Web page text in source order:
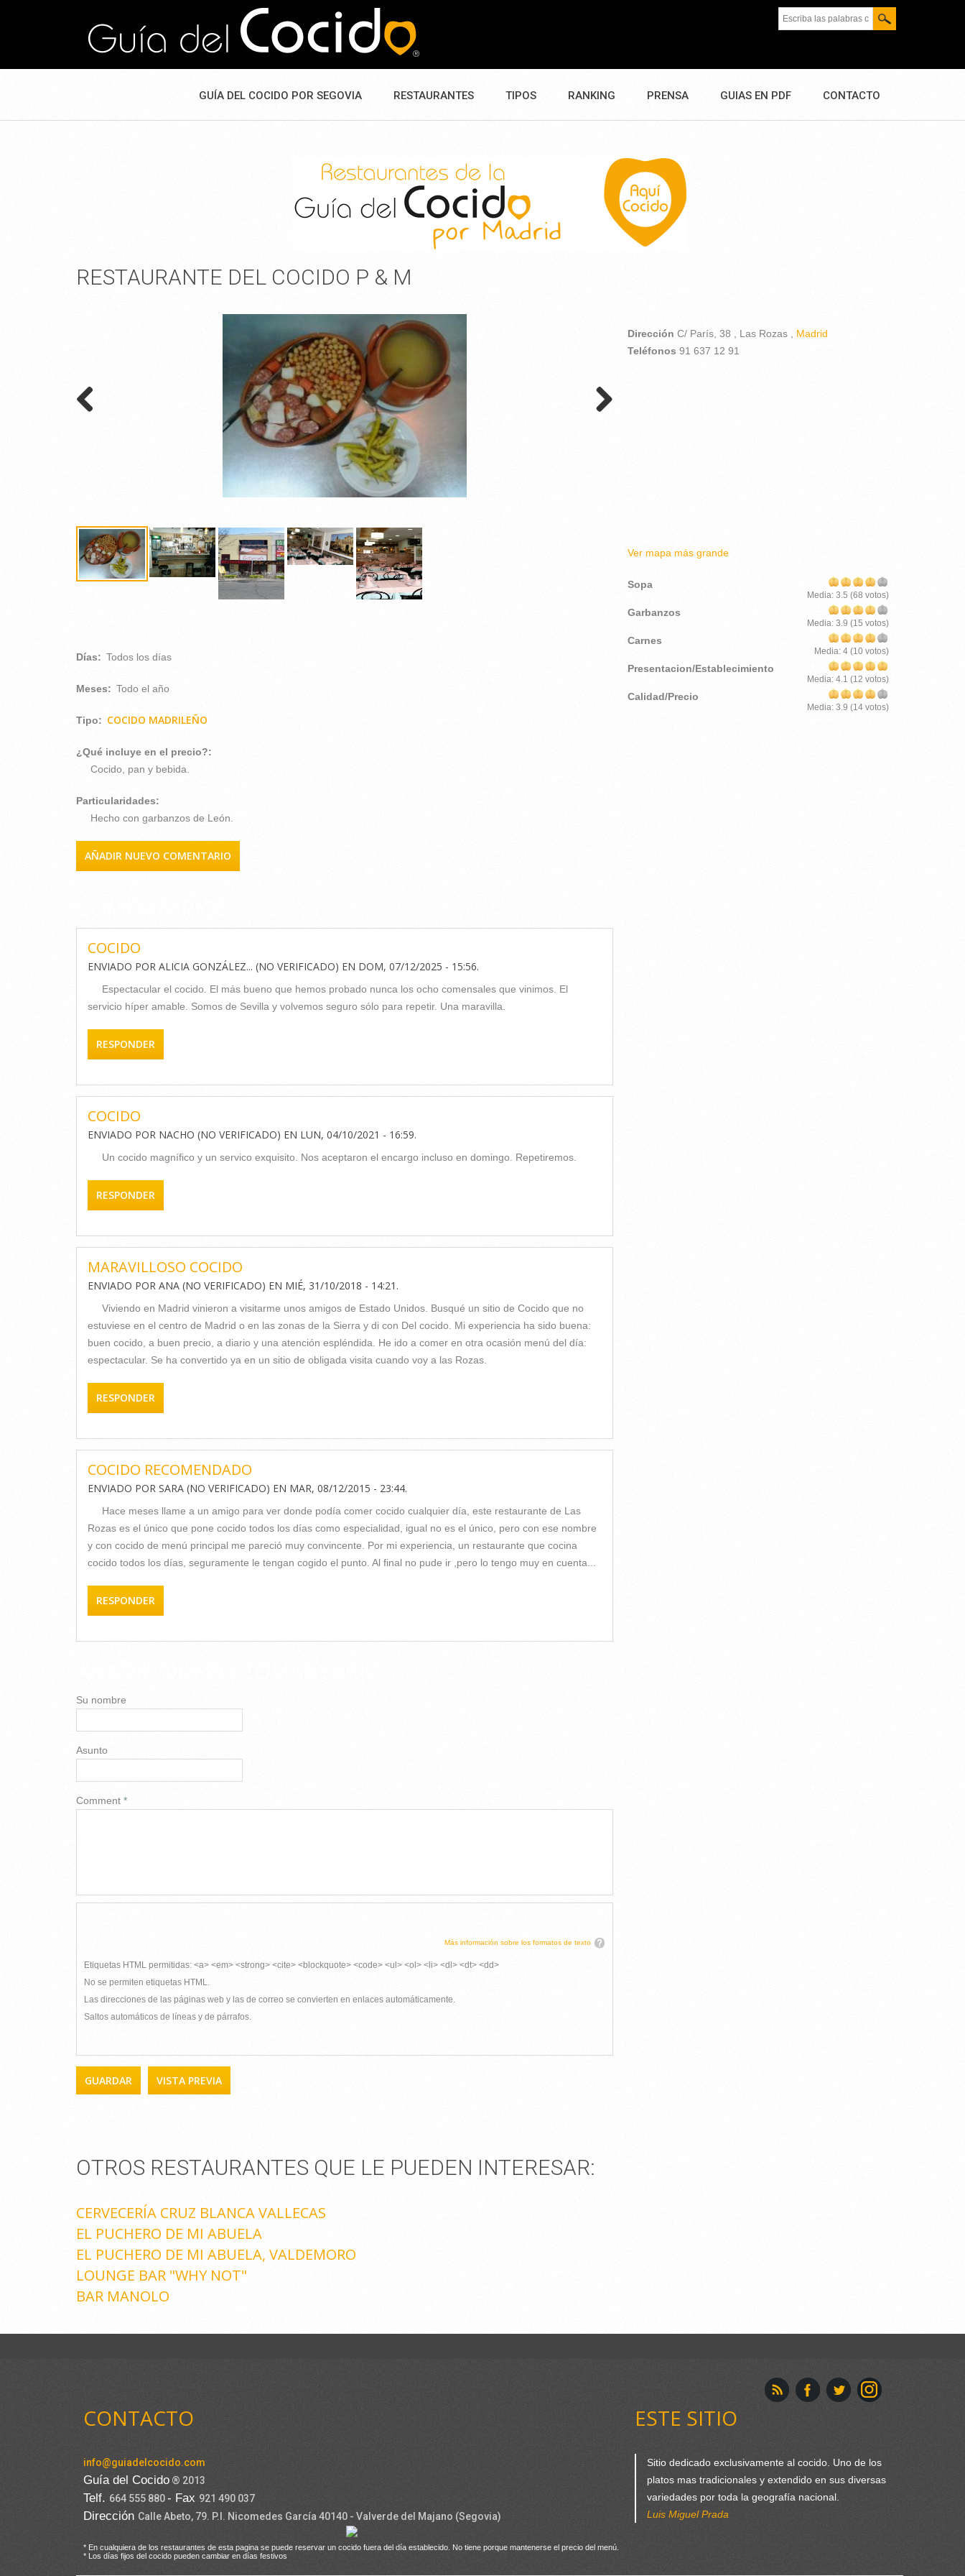
Escriba las palabras clave.
GUÍA DEL COCIDO POR SEGOVIA RESTAURANTES TIPOS RANKING PRENSA GUIAS EN PDF CONTACTO
RESTAURANTE DEL COCIDO P & M
Dirección C/ París, 38 , Las Rozas , Madrid
Teléfonos 91 637 12 91
Ver mapa más grande
Sopa
Media: 3.5 (68 votos)
Garbanzos
Media: 3.9 (15 votos)
Carnes
Media: 4 (10 votos)
Presentacion/Establecimiento
Media: 4.1 (12 votos)
Calidad/Precio
Media: 3.9 (14 votos)
Días: Todos los días
Meses: Todo el año
Tipo: COCIDO MADRILEÑO
¿Qué incluye en el precio?:
Cocido, pan y bebida.
Particularidades:
Hecho con garbanzos de León.
AÑADIR NUEVO COMENTARIO
COCIDO
ENVIADO POR ALICIA GONZÁLEZ... (NO VERIFICADO) EN DOM, 07/12/2025 - 15:56.
Espectacular el cocido. El más bueno que hemos probado nunca los ocho comensales que vinimos. El
servicio híper amable. Somos de Sevilla y volvemos seguro sólo para repetir. Una maravilla.
RESPONDER
COCIDO
ENVIADO POR NACHO (NO VERIFICADO) EN LUN, 04/10/2021 - 16:59.
Un cocido magnífico y un servico exquisito. Nos aceptaron el encargo incluso en domingo. Repetiremos.
RESPONDER
MARAVILLOSO COCIDO
ENVIADO POR ANA (NO VERIFICADO) EN MIÉ, 31/10/2018 - 14:21 .
Viviendo en Madrid vinieron a visitarme unos amigos de Estado Unidos. Busqué un sitio de Cocido que no
estuviese en el centro de Madrid o en las zonas de la Sierra y di con Del cocido. Mi experiencia ha sido buena:
buen cocido, a buen precio, a diario y una atención espléndida. He ido a comer en otra ocasión menú del día:
espectacular. Se ha convertido ya en un sitio de obligada visita cuando voy a las Rozas.
RESPONDER
COCIDO RECOMENDADO
ENVIADO POR SARA (NO VERIFICADO) EN MAR, 08/12/2015 - 23:44.
Hace meses llame a un amigo para ver donde podía comer cocido cualquier día, este restaurante de Las
Rozas es el único que pone cocido todos los días como especialidad, igual no es el único, pero con ese nombre
y con cocido de menú principal me pareció muy convincente. Por mi experiencia, un restaurante que cocina
cocido todos los días, seguramente le tengan cogido el punto. Al final no pude ir ,pero lo tengo muy en cuenta...
RESPONDER
Su nombre
Asunto
Comment *
Más información sobre los formatos de texto
Etiquetas HTML permitidas: <a> <em> <strong> <cite> <blockquote> <code> <ul> <ol> <li> <dl> <dt> <dd>
No se permiten etiquetas HTML.
Las direcciones de las páginas web y las de correo se convierten en enlaces automáticamente.
Saltos automáticos de líneas y de párrafos.
OTROS RESTAURANTES QUE LE PUEDEN INTERESAR:
CERVECERÍA CRUZ BLANCA VALLECAS
EL PUCHERO DE MI ABUELA
EL PUCHERO DE MI ABUELA, VALDEMORO
LOUNGE BAR "WHY NOT"
BAR MANOLO
CONTACTO
info@guiadelcocido.com
Guía del Cocido ® 2013
Telf. 664 555 880- Fax 921 490 037
Dirección Calle Abeto, 79. P.I. Nicomedes García 40140 - Valverde del Majano (Segovia)
* En cualquiera de los restaurantes de esta pagina se puede reservar un cocido fuera del día establecido. No tiene porque mantenerse el precio del menú.
* Los días fijos del cocido pueden cambiar en días festivos
ESTE SITIO
Sitio dedicado exclusivamente al cocido. Uno de los
platos mas tradicionales y extendido en sus diversas
variedades por toda la geografía nacional.
Luis Miguel Prada